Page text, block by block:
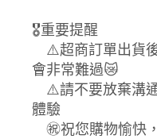
🎖️重要提醒
⚠️超商訂單出貨
會非常難過😿
⚠️請不要放棄溝
體驗
㊗️祝您購物愉快